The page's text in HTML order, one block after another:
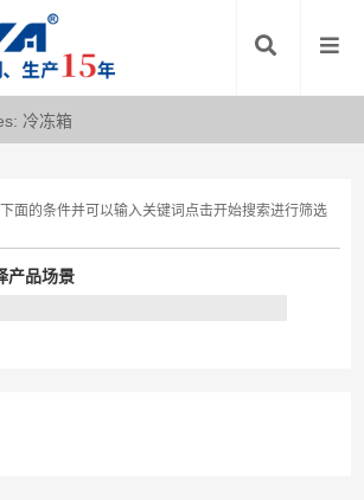
冷冻箱
面的条件并可以输入关键词点击开始搜索进行筛选
产品场景